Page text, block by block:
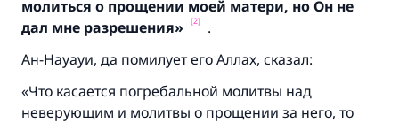
молиться о прощении моей матери, но Он не
дал мне разрешения»
[2]
.
Ан-Науауи, да помилует его Аллах, сказал:
«Что касается погребальной молитвы над
неверующим и молитвы о прощении за него, то